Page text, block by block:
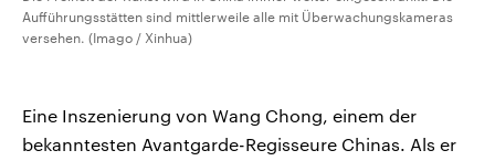
Aufführungsstätten sind mittlerweile alle mit Überwachungskameras
versehen. (Imago / Xinhua)
Eine Inszenierung von Wang Chong, einem der
bekanntesten Avantgarde-Regisseure Chinas. Als er